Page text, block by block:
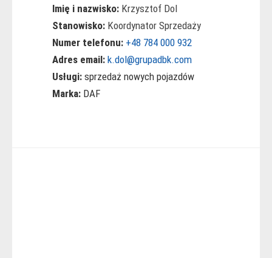
Imię i nazwisko: Krzysztof Dol
Stanowisko: Koordynator Sprzedaży
Numer telefonu: +48 784 000 932
Adres email: k.dol@grupadbk.com
Usługi: sprzedaż nowych pojazdów
Marka: DAF